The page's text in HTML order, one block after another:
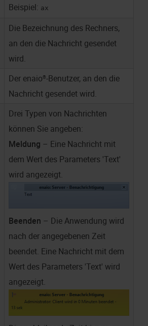
Beispiel: ax
Die Bezeichnung des Rechners,
an den die Nachricht gesendet
wird.
Der enaio®-Benutzer, an den die
Nachricht gesendet wird.
Drei Typen von Nachrichten
können Sie angeben:
Meldung – Eine Nachricht mit
dem Wert des Parameters 'Text'
wird angezeigt.
Beenden – Die Anwendung wird
nach der angegebenen Zeit
beendet. Eine Nachricht mit dem
Wert des Parameters 'Text' wird
angezeigt.